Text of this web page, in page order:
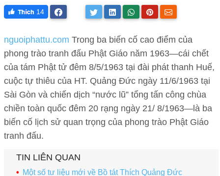
14
nguoiphattu.com Trong ba biến cố cao điểm của
phong trào tranh đấu Phật Giáo năm 1963—cái chết
của tám Phật tử đêm 8/5/1963 tại đài phát thanh Huế,
cuộc tự thiêu của HT. Quảng Đức ngày 11/6/1963 tại
Sài Gòn và chiến dịch “nước lũ” tổng tấn công chùa
chiền toàn quốc đêm 20 rạng ngày 21/ 8/1963—là ba
biến cố lịch sử quan trọng của phong trào Phật Giáo
tranh đấu.
TIN LIÊN QUAN
Một số tư liệu mới về Bồ tát Thích Quảng Đức